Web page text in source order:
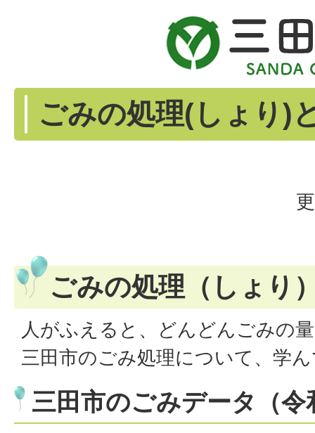
ごみの処理(しょり)
ごみの処理（しょり
人がふえると、どんどんごみの
三田市のごみ処理について、学
三田市のごみデータ（令